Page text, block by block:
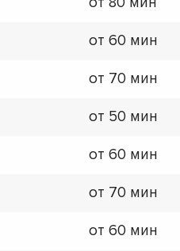
от 60 мин
от 70 мин
от 50 мин
от 60 мин
от 70 мин
от 60 мин